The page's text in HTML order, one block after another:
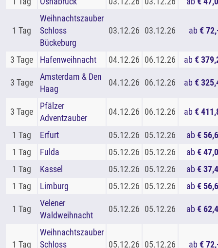
1 Tag
Weihnachtszauber
Schloss
Bückeburg
03.12.26 03.12.26 ab €
3 Tage Hafenweihnacht 04.12.26 06.12.26 ab €
3 Tage
Amsterdam & Den
Haag
04.12.26 06.12.26 ab €
3 Tage
Pfälzer
Adventzauber
04.12.26 06.12.26 ab €
1 Tag Erfurt 05.12.26 05.12.26 ab €
1 Tag
Fulda 05.12.26 05.12.26 ab €
1 Tag
Kassel 05.12.26 05.12.26 ab €
1 Tag
Limburg 05.12.26 05.12.26 ab €
1 Tag
Velener
Waldweihnacht
05.12.26 05.12.26 ab €
1 Tag
Weihnachtszauber
Schloss
05.12.26 05.12.26 ab €